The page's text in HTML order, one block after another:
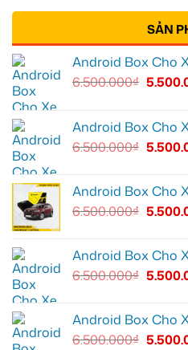
SẢN
Android Box Cho
6.500.000₫
Android Box Cho
6.500.000₫
Android Box Cho
6.500.000₫
Android Box Cho
6.500.000₫
Android Box Cho
6.500.000₫